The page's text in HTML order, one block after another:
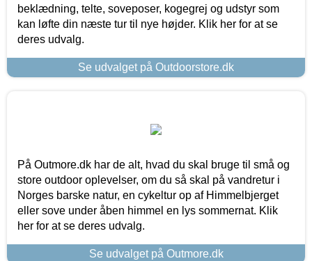
beklædning, telte, soveposer, kogegrej og udstyr som
kan løfte din næste tur til nye højder. Klik her for at se
deres udvalg.
Se udvalget på Outdoorstore.dk
På Outmore.dk har de alt, hvad du skal bruge til små og
store outdoor oplevelser, om du så skal på vandretur i
Norges barske natur, en cykeltur op af Himmelbjerget
eller sove under åben himmel en lys sommernat. Klik
her for at se deres udvalg.
Se udvalget på Outmore.dk